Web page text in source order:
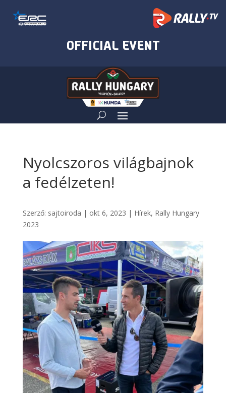
Nyolcszoros világbajnok
a fedélzeten!
Szerző: sajtoiroda | okt 6, 2023 | Hírek, Rally Hungary
2023